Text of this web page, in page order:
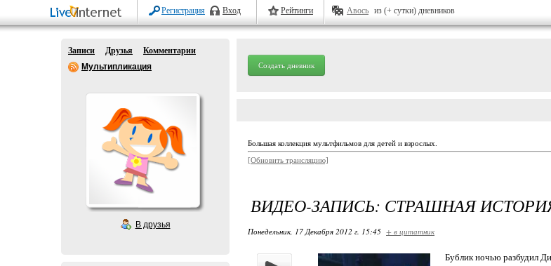
Регистрация Вход Рейтинги Авось из (+ сутки) дневников
Записи Друзья
Комментарии
Мультипликация
В друзья
Создать дневник
Большая коллекция мультфильмов для детей и взрослых.
[Обновить трансляцию]
ВИДЕО-ЗАПИСЬ: СТРАШНАЯ
Понедельник, 17 Декабря 2012 г. 15:45 + в цитатник
Бублик ночью разбудил